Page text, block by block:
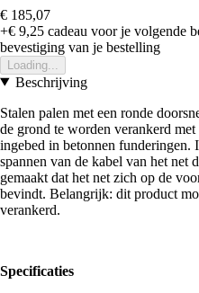
€ 185,07
+€ 9,25 cadeau voor je volgende
bevestiging van je bestelling
Loading...
Beschrijving
Stalen palen met een ronde
de grond te worden verankerd
ingebed in betonnen funderingen.
spannen van de kabel van het net
gemaakt dat het net zich op de
bevindt. Belangrijk: dit product
verankerd.
Specificaties